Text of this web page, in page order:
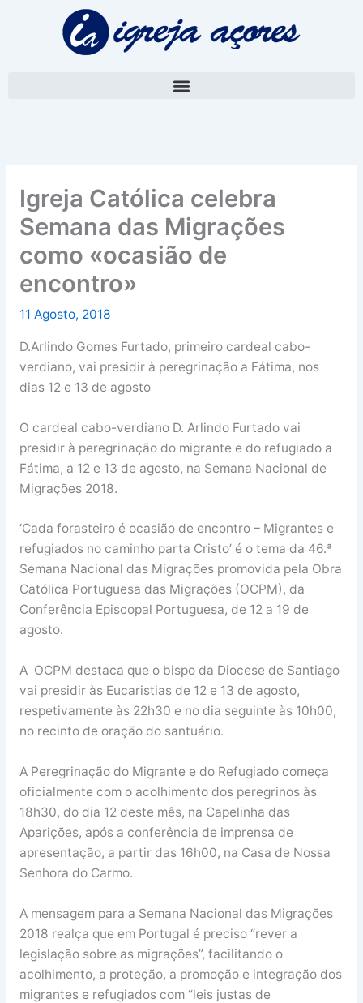
Igreja Católica celebra
Semana das Migrações
como «ocasião de
encontro»
11 Agosto, 2018
D.Arlindo Gomes Furtado, primeiro cardeal cabo-
verdiano, vai presidir à peregrinação a Fátima, nos
dias 12 e 13 de agosto
O cardeal cabo-verdiano D. Arlindo Furtado vai
presidir à peregrinação do migrante e do refugiado a
Fátima, a 12 e 13 de agosto, na Semana Nacional de
Migrações 2018.
‘Cada forasteiro é ocasião de encontro – Migrantes e
refugiados no caminho parta Cristo’ é o tema da 46.ª
Semana Nacional das Migrações promovida pela Obra
Católica Portuguesa das Migrações (OCPM), da
Conferência Episcopal Portuguesa, de 12 a 19 de
agosto.
A OCPM destaca que o bispo da Diocese de Santiago
vai presidir às Eucaristias de 12 e 13 de agosto,
respetivamente às 22h30 e no dia seguinte às 10h00,
no recinto de oração do santuário.
A Peregrinação do Migrante e do Refugiado começa
oficialmente com o acolhimento dos peregrinos às
18h30, do dia 12 deste mês, na Capelinha das
Aparições, após a conferência de imprensa de
apresentação, a partir das 16h00, na Casa de Nossa
Senhora do Carmo.
A mensagem para a Semana Nacional das Migrações
2018 realça que em Portugal é preciso “rever a
legislação sobre as migrações”, facilitando o
acolhimento, a proteção, a promoção e integração dos
migrantes e refugiados com “leis justas de